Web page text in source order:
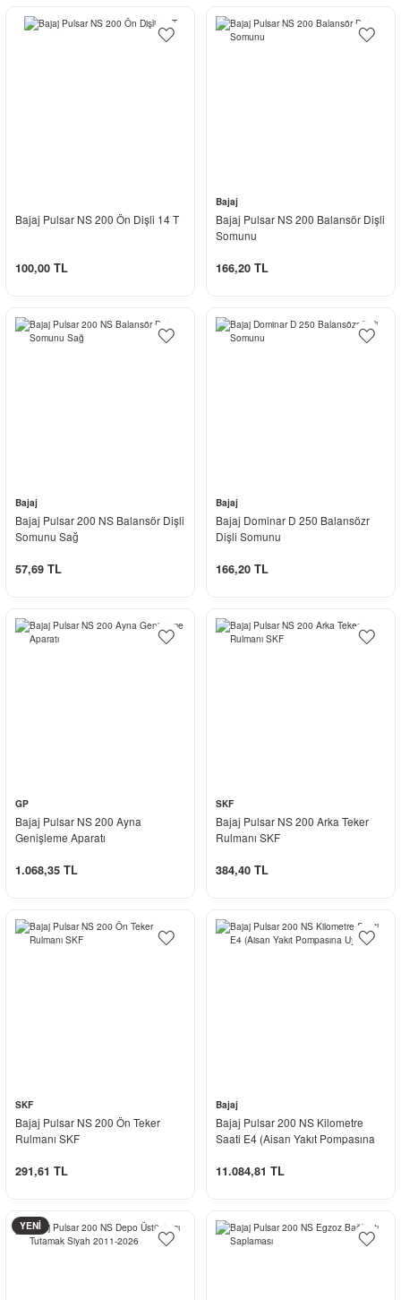
Bajaj Pulsar NS 200 Ön Dişli 14 T
100,00 TL
Bajaj
Bajaj Pulsar NS 200 Balansör Dişli
Somunu
166,20 TL
Bajaj
Bajaj Pulsar 200 NS Balansör Dişli
Somunu Sağ
57,69 TL
Bajaj
Bajaj Dominar D 250 Balansözr
Dişli Somunu
166,20 TL
GP
Bajaj Pulsar NS 200 Ayna
Genişleme Aparatı
1.068,35 TL
SKF
Bajaj Pulsar NS 200 Arka Teker
Rulmanı SKF
384,40 TL
SKF
Bajaj Pulsar NS 200 Ön Teker
Rulmanı SKF
291,61 TL
Bajaj
Bajaj Pulsar 200 NS Kilometre
Saati E4 (Aisan Yakıt Pompasına
11.084,81 TL
YENİ